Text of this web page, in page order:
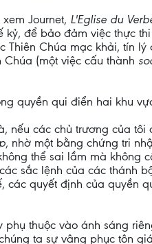
xem Journet, L'Eglise du
để bảo đảm việc thực
Thiên Chúa mạc khải, tín
(một việc cấu thành
quyền qui điển hai khu
nếu các chủ trương của
, nhờ một bằng chứng tri
thể sai lầm mà không
sắc lệnh của các thánh
các quyết định của quyền
thuộc vào ánh sáng
ta sự vâng phục tôn